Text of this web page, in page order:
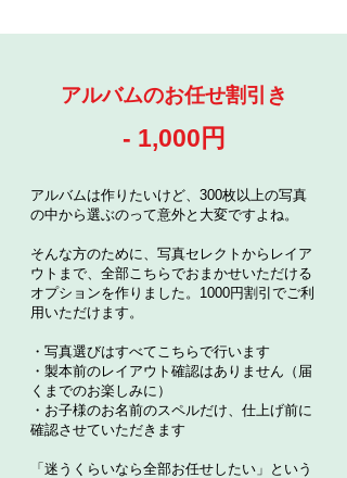
アルバムのお任せ割引き
- 1,000円
アルバムは作りたいけど、300枚以上の写真
の中から選ぶのって意外と大変ですよね。
そんな方のために、写真セレクトからレイア
ウトまで、全部こちらでおまかせいただける
オプションを作りました。1000円割引でご利
用いただけます。
・写真選びはすべてこちらで行います
・製本前のレイアウト確認はありません（届
くまでのお楽しみに）
・お子様のお名前のスペルだけ、仕上げ前に
確認させていただきます
「迷うくらいなら全部お任せしたい」という